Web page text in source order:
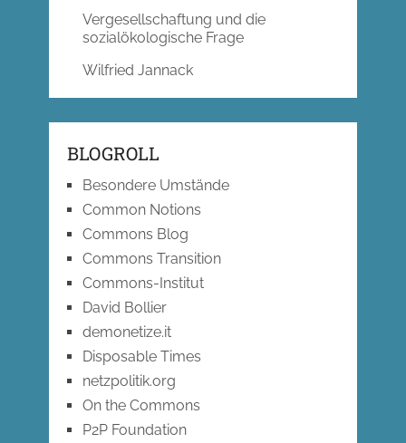
Vergesellschaftung und die
sozialökologische Frage
Wilfried Jannack
BLOGROLL
Besondere Umstände
Common Notions
Commons Blog
Commons Transition
Commons-Institut
David Bollier
demonetize.it
Disposable Times
netzpolitik.org
On the Commons
P2P Foundation